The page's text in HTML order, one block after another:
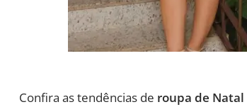
Confira as tendências de roupa de Natal